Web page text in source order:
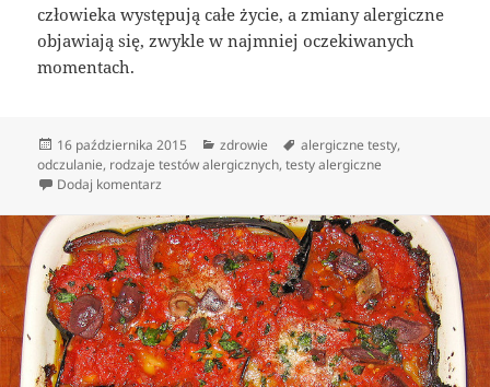
człowieka występują całe życie, a zmiany alergiczne
objawiają się, zwykle w najmniej oczekiwanych
momentach.
Data
publikacji
16 października 2015 Kategorie
zdrowie Tagi
alergiczne testy,
odczulanie, rodzaje testów alergicznych,testy alergiczne
Dodaj komentarz